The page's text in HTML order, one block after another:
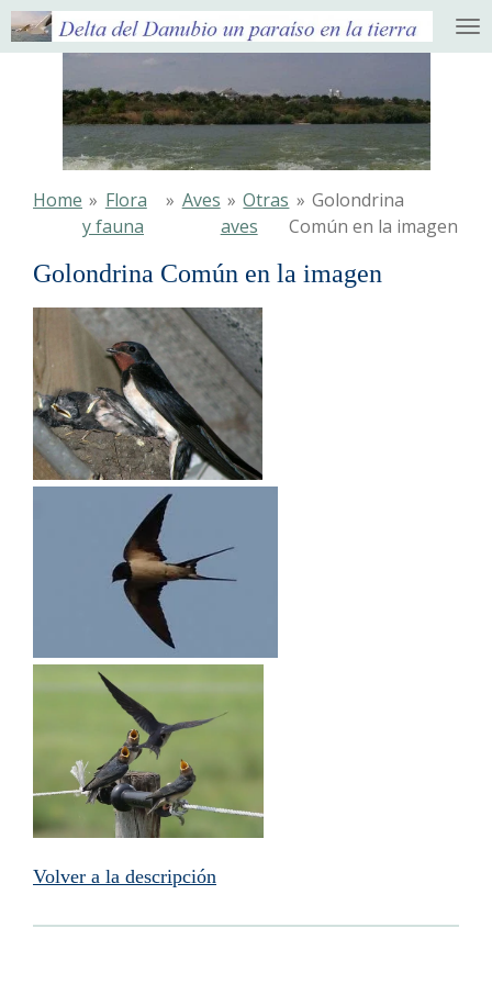
Ga
direct
hoofdinhoud
Home » Flora
y fauna
» Aves » Otras
aves
» Golondrina
Común en la imagen
Golondrina Común en la imagen
Volver a la descripción